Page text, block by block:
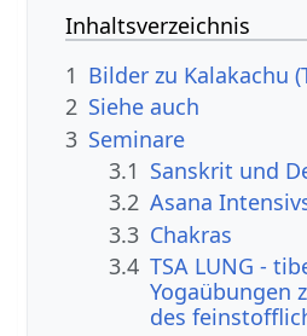
Inhaltsverzeichnis
1 Bilder zu Kalakachu
2 Siehe auch
3 Seminare
3.1 Sanskrit und
3.2 Asana
3.3 Chakras
3.4 TSA LUNG -
Yogaübungen
des